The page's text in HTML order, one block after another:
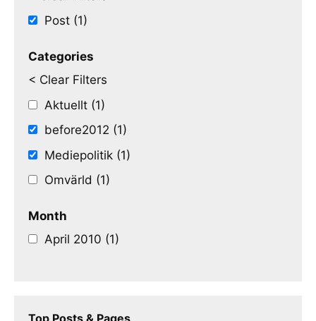
Post (1)
Categories
< Clear Filters
Aktuellt (1)
before2012 (1)
Mediepolitik (1)
Omvärld (1)
Month
April 2010 (1)
Top Posts & Pages